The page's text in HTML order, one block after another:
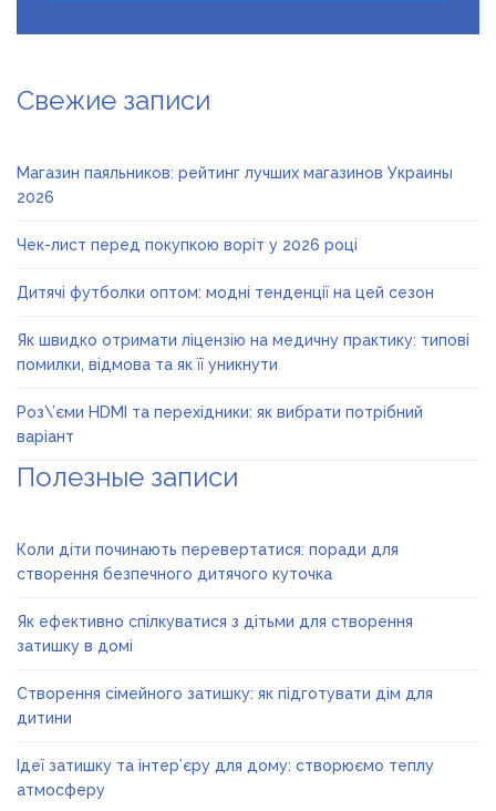
Свежие записи
Магазин паяльников: рейтинг лучших магазинов Украины
2026
Чек-лист перед покупкою воріт у 2026 році
Дитячі футболки оптом: модні тенденції на цей сезон
Як швидко отримати ліцензію на медичну практику: типові
помилки, відмова та як її уникнути
Роз\’єми HDMI та перехідники: як вибрати потрібний
варіант
Полезные записи
Коли діти починають перевертатися: поради для
створення безпечного дитячого куточка
Як ефективно спілкуватися з дітьми для створення
затишку в домі
Створення сімейного затишку: як підготувати дім для
дитини
Ідеї затишку та інтер’єру для дому: створюємо теплу
атмосферу